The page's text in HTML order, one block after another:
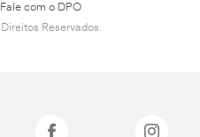
Fale com o DPO
Reservados.